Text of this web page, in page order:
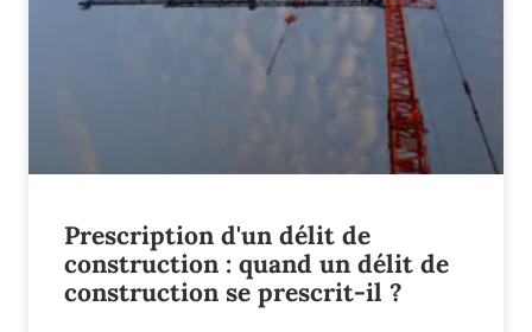
Prescription d'un délit de
construction : quand un délit de
construction se prescrit-il ?